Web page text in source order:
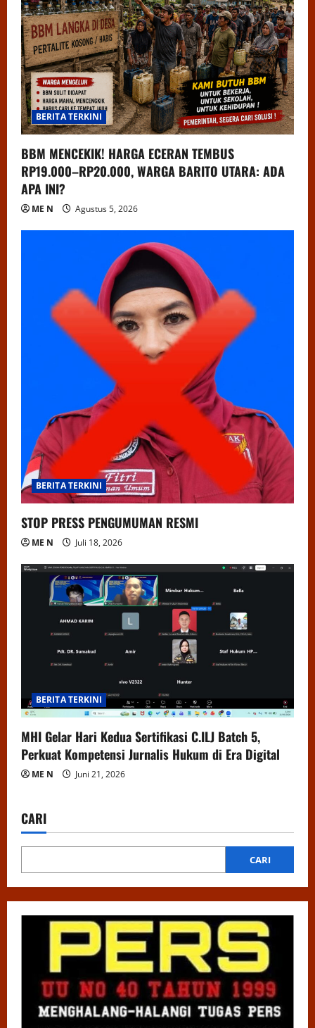
BERITA TERKINI
BBM MENCEKIK! HARGA ECERAN TEMBUS
RP19.000–RP20.000, WARGA BARITO UTARA: ADA
APA INI?
ME N Agustus 5, 2026
BERITA TERKINI
STOP PRESS PENGUMUMAN RESMI
ME N Juli 18, 2026
BERITA TERKINI
MHI Gelar Hari Kedua Sertifikasi C.ILJ Batch 5,
Perkuat Kompetensi Jurnalis Hukum di Era Digital
ME N Juni 21, 2026
CARI
CARI